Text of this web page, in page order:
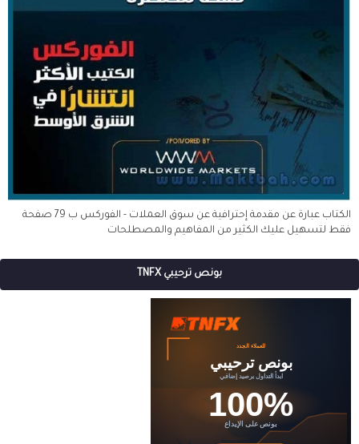
الكتاب عبارة عن مقدمة إحترافية عن سوق العملات - الفوركس ب 79 صفحة
فقط لتسهيل عليك الكثير من المفاهيم والمصطلحات
بونص ترحيبي TNFX